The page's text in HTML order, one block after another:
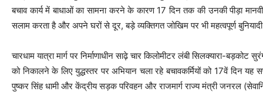
बचाव कार्य में बाधाओं का सामना करने के कारण 17 दिन तक की उनकी पीड़ा
सलाम करता है और अपने घरों से दूर, बड़े व्यक्तिगत जोखिम पर भी महत्वपूर्ण
चारधाम यात्रा मार्ग पर निर्माणाधीन साढ़े चार किलोमीटर लंबी सिलक्यारा-
को निकालने के लिए युद्धस्तर पर अभियान चला रहे बचावकर्मियों को 17वें दिन
पुष्कर सिंह धामी और केंद्रीय सड़क परिवहन और राजमार्ग राज्य मंत्री जनरल